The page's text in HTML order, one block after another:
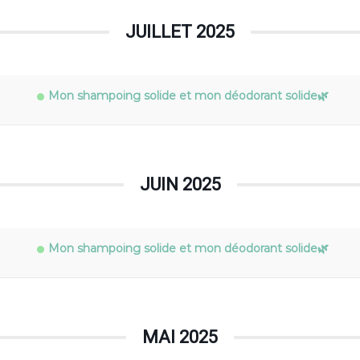
JUILLET 2025
Mon shampoing solide et mon déodorant solide🌿
JUIN 2025
Mon shampoing solide et mon déodorant solide🌿
MAI 2025